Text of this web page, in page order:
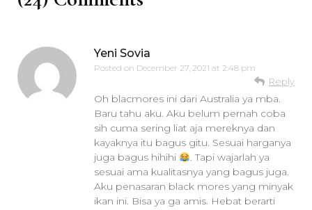
Yeni Sovia
Posted on December 27, 2021 at 2:48 pm
Reply
Oh blacmores ini dari Australia ya mba.
Baru tahu aku. Aku belum pernah coba
sih cuma sering liat aja mereknya dan
kayaknya itu bagus gitu. Sesuai harganya
juga bagus hihihi
. Tapi wajarlah ya
sesuai ama kualitasnya yang bagus juga.
Aku penasaran black mores yang minyak
ikan ini. Bisa ya ga amis. Hebat berarti